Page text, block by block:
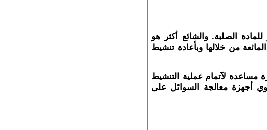
الصلبة. والشائع أكثر هو
من خلالها وبأعادة تنشيط
لآتمام عملية التنشيط
أجهزة معالجة السوائل على